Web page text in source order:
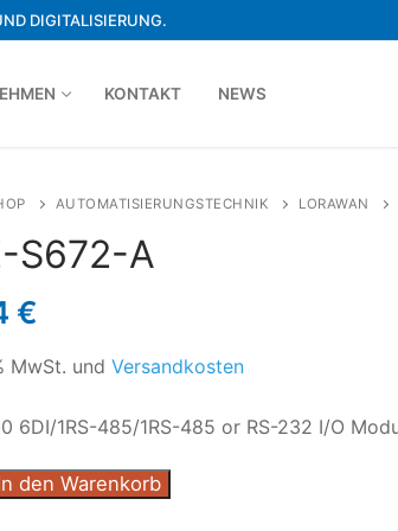
DIGITALISIERUNG.
KONTAKT NEWS
AUTOMATISIERUNGSTECHNIK LORAWAN
S672-A
€
MwSt. und Versandkosten
6DI/1RS-485/1RS-485 or RS-232 I/O
den Warenkorb